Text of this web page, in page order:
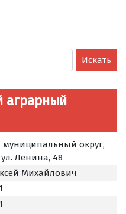
Искать
аграрный
муниципальный округ,
Ленина, 48
Михайлович